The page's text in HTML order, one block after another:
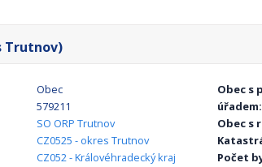
Trutnov)
Obec
579211
SO ORP Trutnov
CZ0525 - okres Trutnov
CZ052 - Královéhradecký kraj
Obec s
úřadem:
Obec s
Počet